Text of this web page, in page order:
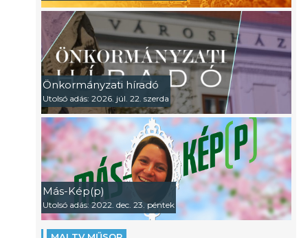
Önkormányzati híradó
Utolsó adás: 2026. júl. 22. szerda
Más-Kép(p)
Utolsó adás: 2022. dec. 23. péntek